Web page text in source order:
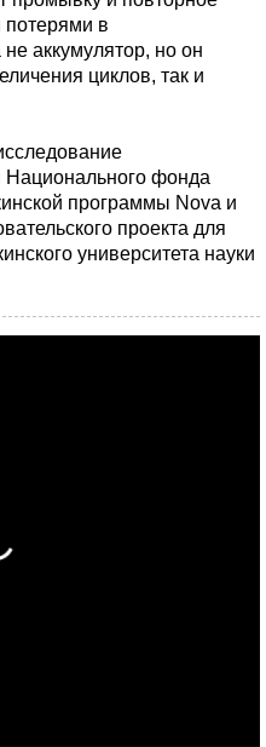
потерями в
аккумулятор, но он
циклов, так и
фонда
программы Nova и
проекта для
университета науки